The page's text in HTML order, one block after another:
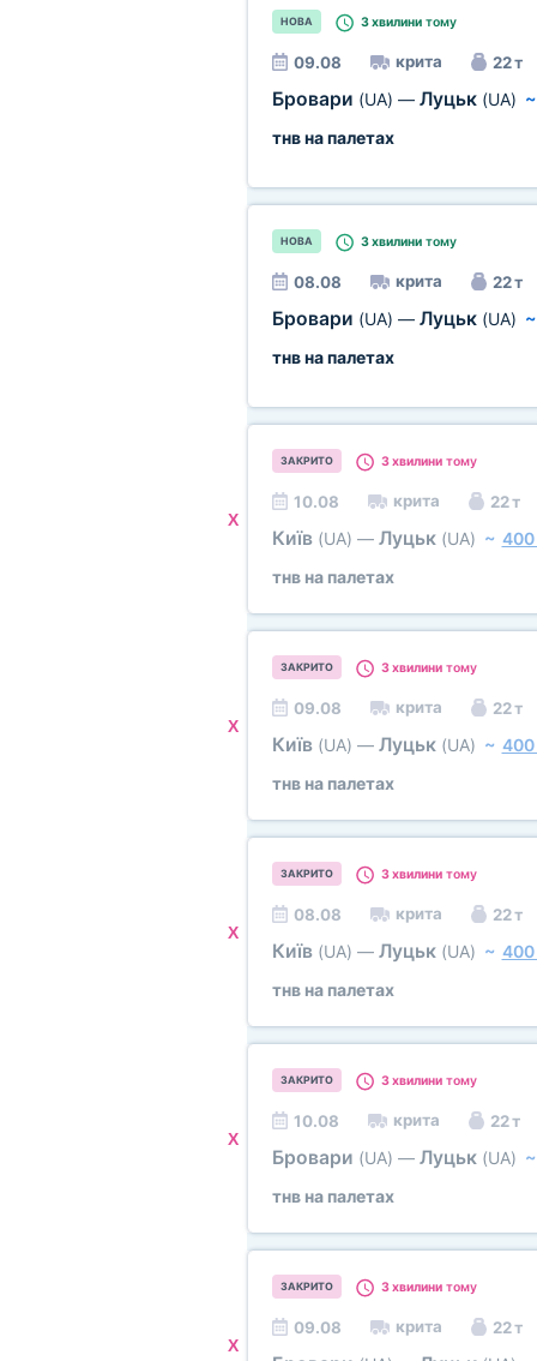
НОВА 3 хвилинитому
09.08 крита 22 т
Бровари (UA) — Луцьк (UA) ~
тнв на палетах
НОВА 3 хвилинитому
08.08 крита 22 т
Бровари (UA) — Луцьк (UA) ~
тнв на палетах
X
ЗАКРИТО 3 хвилинитому
10.08 крита 22 т
Київ (UA) — Луцьк (UA) ~
тнв на палетах
X
ЗАКРИТО 3 хвилинитому
09.08 крита 22 т
Київ (UA) — Луцьк (UA) ~
тнв на палетах
X
ЗАКРИТО 3 хвилинитому
08.08 крита 22 т
Київ (UA) — Луцьк (UA) ~
тнв на палетах
X
ЗАКРИТО 3 хвилинитому
10.08 крита 22 т
Бровари (UA) — Луцьк (UA) ~
тнв на палетах
X
ЗАКРИТО 3 хвилинитому
09.08 крита 22 т